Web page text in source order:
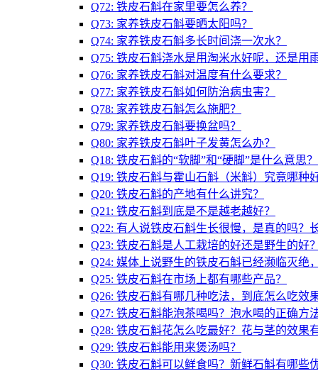
Q72: 铁皮石斛在家里要怎么养？
Q73: 家养铁皮石斛要晒太阳吗？
Q74: 家养铁皮石斛多长时间浇一次水？
Q75: 铁皮石斛浇水是用淘米水好呢，还是用
Q76: 家养铁皮石斛对温度有什么要求？
Q77: 家养铁皮石斛如何防治病虫害？
Q78: 家养铁皮石斛怎么施肥？
Q79: 家养铁皮石斛要换盆吗？
Q80: 家养铁皮石斛叶子发黄怎么办？
Q18: 铁皮石斛的“软脚”和“硬脚”是什么意思
Q19: 铁皮石斛与霍山石斛（米斛）究竟哪种
Q20: 铁皮石斛的产地有什么讲究？
Q21: 铁皮石斛到底是不是越老越好？
Q22: 有人说铁皮石斛生长很慢，是真的吗？
Q23: 铁皮石斛是人工栽培的好还是野生的好
Q24: 媒体上说野生的铁皮石斛已经濒临灭绝
Q25: 铁皮石斛在市场上都有哪些产品？
Q26: 铁皮石斛有哪几种吃法，到底怎么吃效
Q27: 铁皮石斛能泡茶喝吗？泡水喝的正确方
Q28: 铁皮石斛花怎么吃最好？花与茎的效果
Q29: 铁皮石斛能用来煲汤吗？
Q30: 铁皮石斛可以鲜食吗？新鲜石斛有哪些